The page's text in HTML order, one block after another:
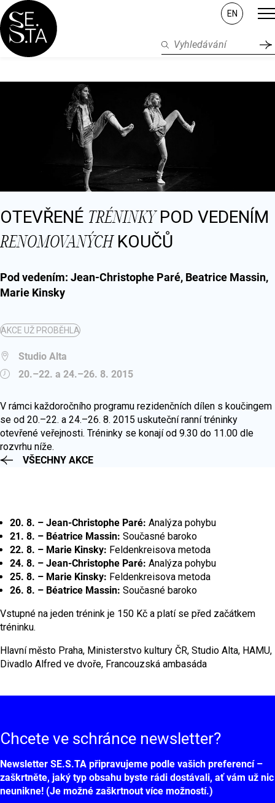
EN
OTEVŘENÉ TRÉNINKYPOD VEDENÍM
RENOMOVANÝCHKOUČŮ
Pod vedením: Jean-Christophe Paré, Beatrice Massin,
Marie Kinsky
AKCE UŽ PROBĚHLA
Studio Alta
20.–22. a 24.–26. 8. 2015
V rámci každoročního programu rezidenčních dílen s koučingem
se od 20.–22. a 24.–26. 8. 2015 uskuteční ranní tréninky
otevřené veřejnosti. Tréninky se konají od 9.30 do 11.00 dle
rozvrhu níže.
VŠECHNY AKCE
20. 8. – Jean-Christophe Paré: Analýza pohybu
21. 8. – Béatrice Massin: Současné baroko
22. 8. – Marie Kinsky: Feldenkreisova metoda
24. 8. – Jean-Christophe Paré: Analýza pohybu
25. 8. – Marie Kinsky: Feldenkreisova metoda
26. 8. – Béatrice Massin: Současné baroko
Vstupné na jeden trénink je 150 Kč a platí se před začátkem
tréninku.
Hlavní město Praha, Ministerstvo kultury ČR, Studio Alta, HAMU,
Divadlo Alfred ve dvoře, Francouzská ambasáda
Chcete ve schránce newsletter?
Newsletter SE.S.TA připravujeme podle vašich preferencí –
zaškrtněte, jaký typ obsahu byste rádi dostávali, ať vám už nic
neunikne! (Je možné zaškrtnout více možností.)